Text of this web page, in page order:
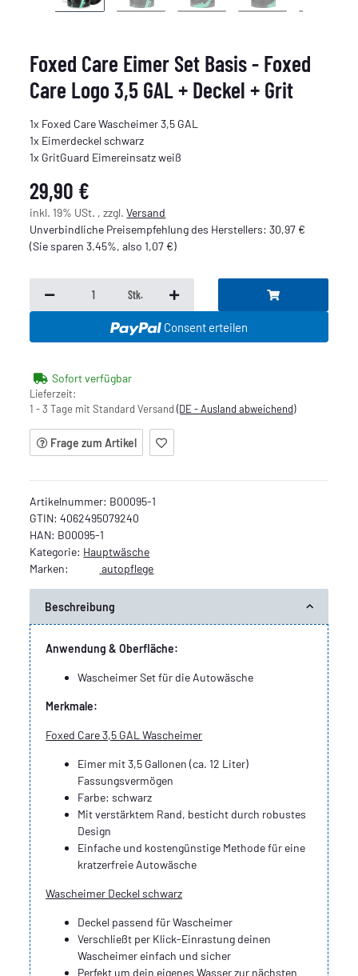
Foxed Care Eimer Set Basis - Foxed
Care Logo 3,5 GAL + Deckel + Grit
1x Foxed Care Wascheimer 3,5 GAL
1x Eimerdeckel schwarz
1x GritGuard Eimereinsatz weiß
29,90 €
inkl. 19% USt. , zzgl.Versand
Unverbindliche Preisempfehlung des Herstellers:30,97 €
(Sie sparen3.45%, also1,07 €)
Stk.
Consent erteilen
Sofort verfügbar
Lieferzeit:
1 - 3 Tage mit Standard Versand(DE - Ausland abweichend)
Frage zum Artikel
Artikelnummer: B00095-1
GTIN: 4062495079240
HAN: B00095-1
Kategorie: Hauptwäsche
Marken:
autopflege
Beschreibung
Anwendung & Oberfläche:
Wascheimer Set für die Autowäsche
Merkmale:
Foxed Care 3,5 GAL Wascheimer
Eimer mit 3,5 Gallonen (ca. 12 Liter)
Fassungsvermögen
Farbe: schwarz
Mit verstärktem Rand, besticht durch robustes
Design
Einfache und kostengünstige Methode für eine
kratzerfreie Autowäsche
Wascheimer Deckel schwarz
Deckel passend für Wascheimer
Verschließt per Klick-Einrastung deinen
Wascheimer einfach und sicher
Perfekt um dein eigenes Wasser zur nächsten